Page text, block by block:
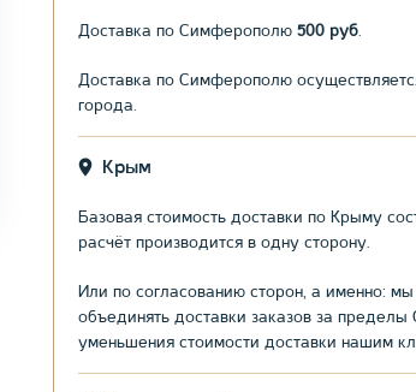
Доставка по Симферополю 500 руб
Доставка по Симферополю
города.
Крым
Базовая стоимость доставки по Крыму
расчёт производится в одну сторону.
Или по согласованию сторон, а именно:
объединять доставки заказов за
уменьшения стоимости доставки нашим